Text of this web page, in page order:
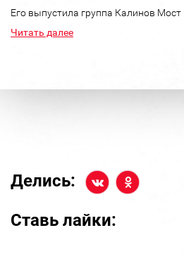
Его выпустила группа Калинов Мост
Читать далее
Делись:
Ставь лайки: